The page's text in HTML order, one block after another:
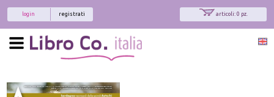
articoli: 0 pz.
registrati
login